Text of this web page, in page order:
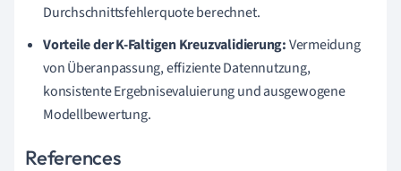
Durchschnittsfehlerquote berechnet.
Vorteile der K-Faltigen Kreuzvalidierung:Vermeidung
von Überanpassung, effiziente Datennutzung,
konsistente Ergebnisevaluierung und ausgewogene
Modellbewertung.
References